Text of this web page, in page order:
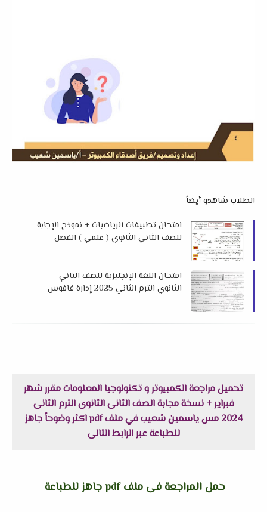
الطلاب شاهدو أيضاً
امتحان تطبيقات الرياضيات + نموذج الإجابة
للصف الثاني الثانوي ( علمي ) الفصل
امتحان اللغة الإنجليزية للصف الثاني
الثانوي الترم الثاني 2025 إدارة فاقوس
تحميل مراجعة الكمبيوتر و تكنولوجيا المعلومات مقرر شهر
فبراير + نسخة مجابة الصف الثانى الثانوى الترم الثانى
2024 مس ياسمين شعيب في ملف pdf اكثر وضوحاً جاهز
للطباعة عبر الرابط التالى
حمل المراجعة فى ملف pdf جاهز للطباعة